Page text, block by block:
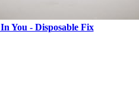
You - Disposable Fix